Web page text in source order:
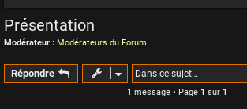
Présentation
Modérateur : Modérateurs du Forum
Répondre
1 message • Page 1 sur 1